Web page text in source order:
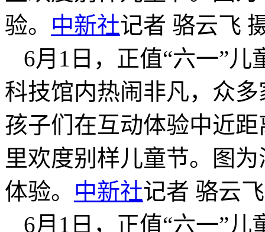
验。 中新社记者 骆云飞
6月1日，正值“六一”
科技馆内热闹非凡，众
孩子们在互动体验中近
里欢度别样儿童节。图
体验。 中新社记者 骆云
6月1日，正值“六一”